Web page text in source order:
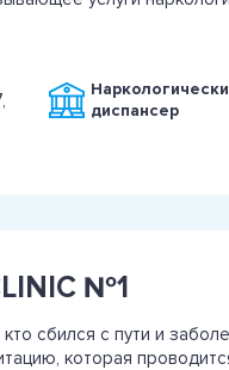
диспансер
№1
сбился с пути и
которая